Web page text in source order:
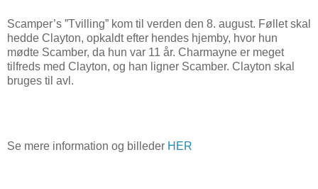
Scamper’s ”Tvilling” kom til verden den 8. august. Føllet skal
hedde Clayton, opkaldt efter hendes hjemby, hvor hun
mødte Scamber, da hun var 11 år. Charmayne er meget
tilfreds med Clayton, og han ligner Scamber. Clayton skal
bruges til avl.
Se mere information og billeder HER